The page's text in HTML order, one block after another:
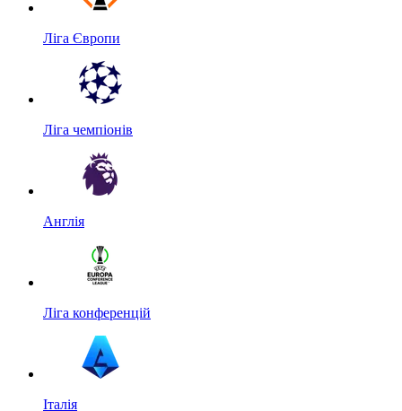
Ліга Європи
Ліга чемпіонів
Англія
Ліга конференцій
Італія